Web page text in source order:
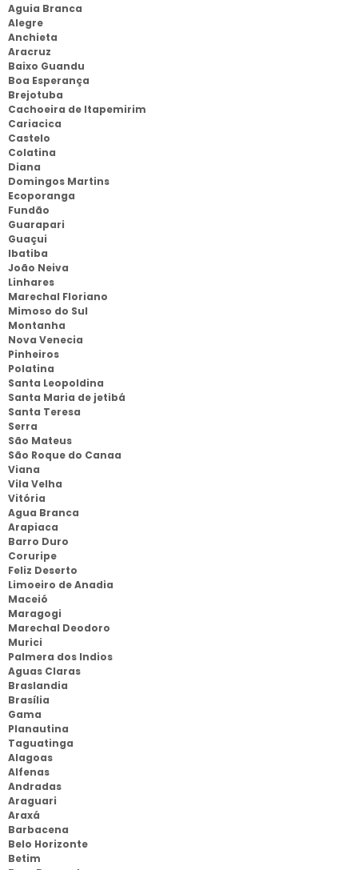
Aguia Branca
Alegre
Anchieta
Aracruz
Baixo Guandu
Boa Esperança
Brejotuba
Cachoeira de Itapemirim
Cariacica
Castelo
Colatina
Diana
Domingos Martins
Ecoporanga
Fundão
Guarapari
Guaçui
Ibatiba
João Neiva
Linhares
Marechal Floriano
Mimoso do Sul
Montanha
Nova Venecia
Pinheiros
Polatina
Santa Leopoldina
Santa Maria de jetibá
Santa Teresa
Serra
São Mateus
São Roque do Canaa
Viana
Vila Velha
Vitória
Agua Branca
Arapiaca
Barro Duro
Coruripe
Feliz Deserto
Limoeiro de Anadia
Maceió
Maragogi
Marechal Deodoro
Murici
Palmera dos Indios
Aguas Claras
Braslandia
Brasília
Gama
Planautina
Taguatinga
Alagoas
Alfenas
Andradas
Araguari
Araxá
Barbacena
Belo Horizonte
Betim